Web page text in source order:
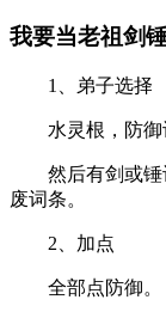
我要当老祖剑
1、弟子选择
水灵根，防御
然后有剑或
废词条。
2、加点
全部点防御。